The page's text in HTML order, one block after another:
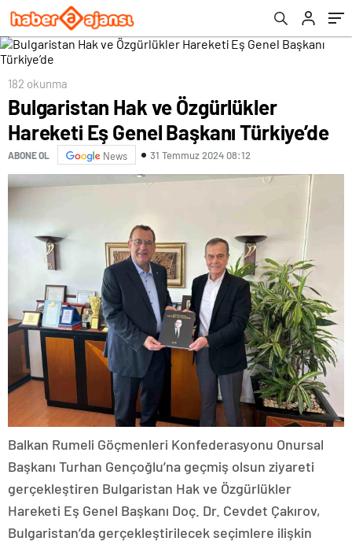
182 okunma
Bulgaristan Hak ve Özgürlükler
Hareketi Eş Genel Başkanı Türkiye’de
ABONE OL News 31 Temmuz 2024 08:12
Balkan Rumeli Göçmenleri Konfederasyonu Onursal
Başkanı Turhan Gençoğlu’na geçmiş olsun ziyareti
gerçekleştiren Bulgaristan Hak ve Özgürlükler
Hareketi Eş Genel Başkanı Doç. Dr. Cevdet Çakırov,
Bulgaristan’da gerçekleştirilecek seçimlere ilişkin